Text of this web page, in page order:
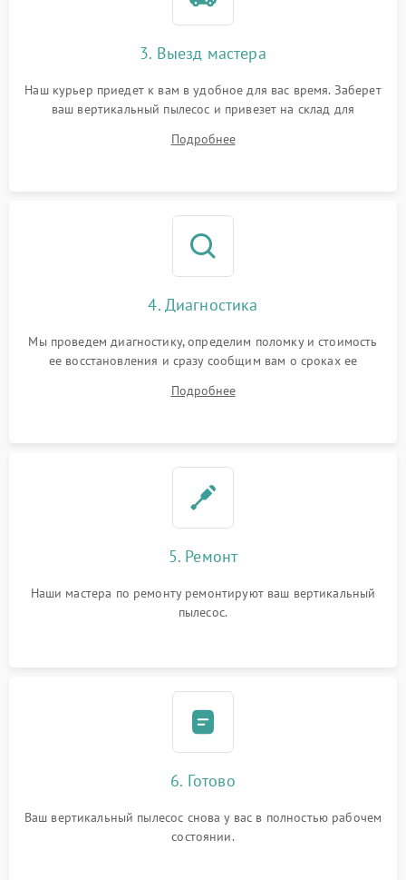
3. Выезд мастера
Наш курьер приедет к вам в удобное для вас время. Заберет
ваш вертикальный пылесос и привезет на склад для
Подробнее
4. Диагностика
Мы проведем диагностику, определим поломку и стоимость
ее восстановления и сразу сообщим вам о сроках ее
Подробнее
5. Ремонт
Наши мастера по ремонту ремонтируют ваш вертикальный
пылесос.
6. Готово
Ваш вертикальный пылесос снова у вас в полностью рабочем
состоянии.